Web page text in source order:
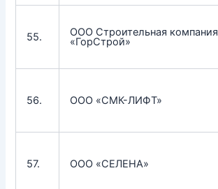
55. ООО Строительная компания
«ГорСтрой»
56. ООО «СМК-ЛИФТ»
57. ООО «СЕЛЕНА»